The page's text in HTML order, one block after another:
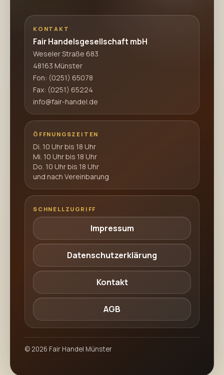
KONTAKT
Fair Handelsgesellschaft mbH
Weseler Straße 683
48163 Münster
Fon: (0251) 65078
Fax: (0251) 65224
info@fair-handel.de
ÖFFNUNGSZEITEN
Di. 10 Uhr bis 18 Uhr
Mi. 10 Uhr bis 18 Uhr
Do. 10 Uhr bis 18 Uhr
und nach Vereinbarung
SCHNELLZUGRIFF
Impressum
Datenschutzerklärung
Kontakt
AGB
© 2026 Fair Handel Münster